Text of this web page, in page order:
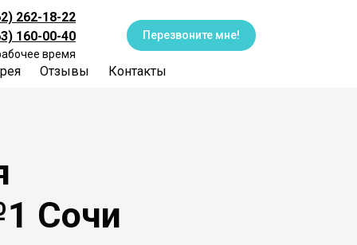
262-18-22
160-00-40
время
Перезвоните мне!
Отзывы Контакты
Сочи